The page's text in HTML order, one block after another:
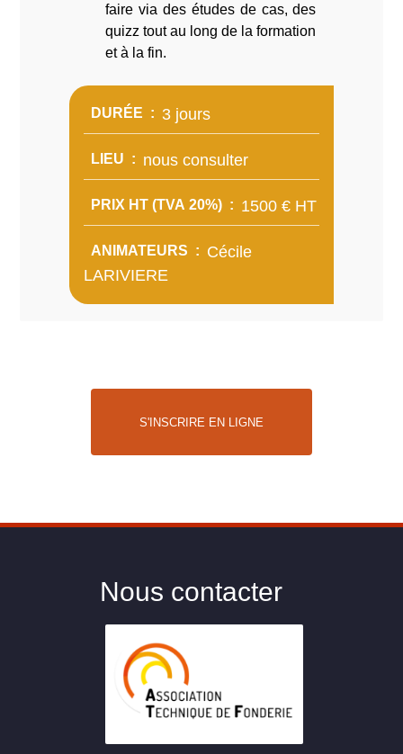
faire via des études de cas, des
quizz tout au long de la formation
et à la fin.
DURÉE 3 jours
LIEU nous consulter
PRIX HT (TVA 20%) 1500 € HT
ANIMATEURS
Cécile
LARIVIERE
S'INSCRIRE EN LIGNE
Nous contacter